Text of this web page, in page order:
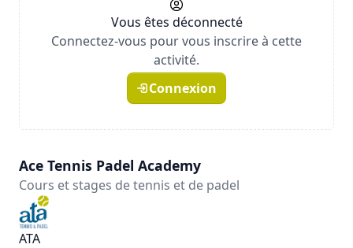
Vous êtes déconnecté
Connectez-vous pour vous inscrire à cette
activité.
Connexion
Ace Tennis Padel Academy
Cours et stages de tennis et de padel
ATA